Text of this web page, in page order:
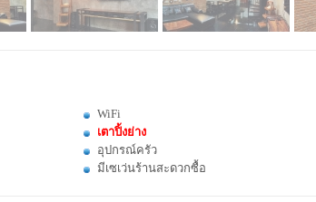
WiFi
เตาปิ้งย่าง
อุปกรณ์ครัว
มีเซเว่นร้านสะดวกซื้อ